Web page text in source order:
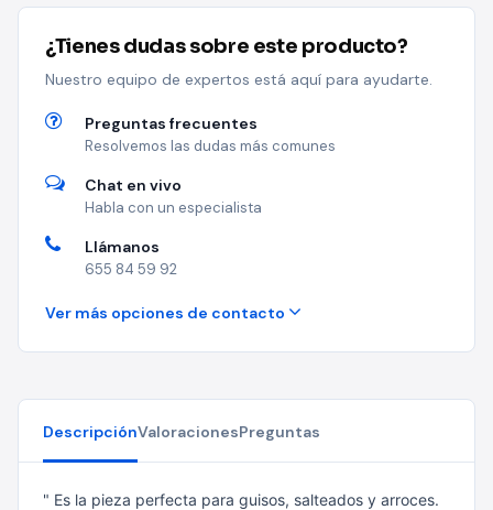
¿Tienes dudas sobre este producto?
Nuestro equipo de expertos está aquí para ayudarte.
Preguntas frecuentes
Resolvemos las dudas más comunes
Chat en vivo
Habla con un especialista
Llámanos
655 84 59 92
Ver más opciones de contacto
DescripciónValoracionesPreguntas
" Es la pieza perfecta para guisos, salteados y arroces.